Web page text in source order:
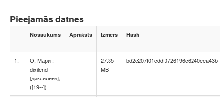
Pieejamās datnes
Nosaukums Apraksts Izmērs Hash
1.
О, Мари :
dixilend
[диксиленд],
([19--])
27.35
MB
bd2c207f01cddf0726196c6240eea43b